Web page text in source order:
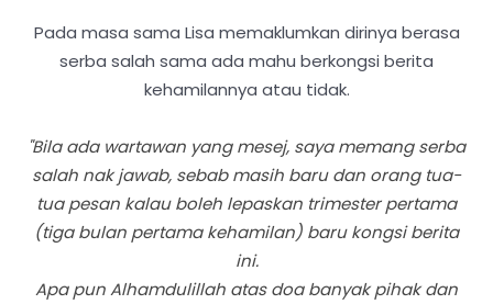
Pada masa sama Lisa memaklumkan dirinya berasa
serba salah sama ada mahu berkongsi berita
kehamilannya atau tidak.
"Bila ada wartawan yang mesej, saya memang serba
salah nak jawab, sebab masih baru dan orang tua-
tua pesan kalau boleh lepaskan trimester pertama
(tiga bulan pertama kehamilan) baru kongsi berita
ini.
Apa pun Alhamdulillah atas doa banyak pihak dan